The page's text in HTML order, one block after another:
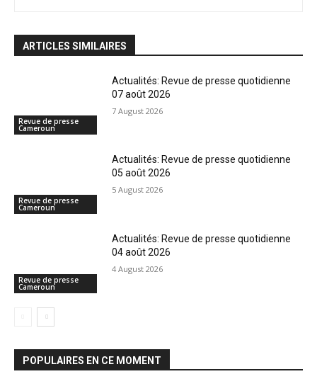
ARTICLES SIMILAIRES
Revue de presse
Cameroun
Actualités: Revue de presse quotidienne
07 août 2026
7 August 2026
Revue de presse
Cameroun
Actualités: Revue de presse quotidienne
05 août 2026
5 August 2026
Revue de presse
Cameroun
Actualités: Revue de presse quotidienne
04 août 2026
4 August 2026
POPULAIRES EN CE MOMENT